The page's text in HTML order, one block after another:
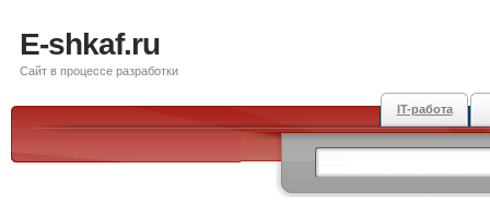
E-shkaf.ru
Сайт в процессе разработки
IT-работа